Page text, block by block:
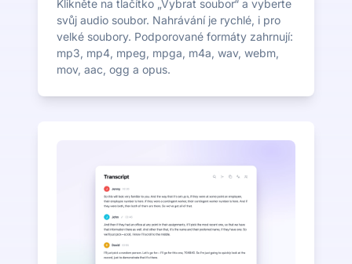
Klikněte na tlačítko „Vybrat soubor“ a vyberte
svůj audio soubor. Nahrávání je rychlé, i pro
velké soubory. Podporované formáty zahrnují:
mp3, mp4, mpeg, mpga, m4a, wav, webm,
mov, aac, ogg a opus.